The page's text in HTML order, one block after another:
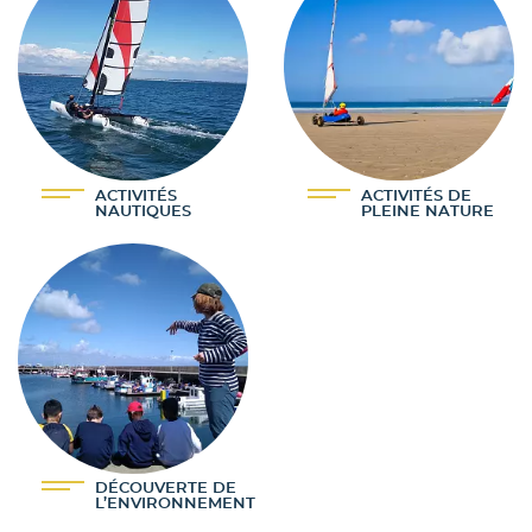
ACTIVITÉS
NAUTIQUES
ACTIVITÉS DE
PLEINE NATURE
DÉCOUVERTE DE
L’ENVIRONNEMENT